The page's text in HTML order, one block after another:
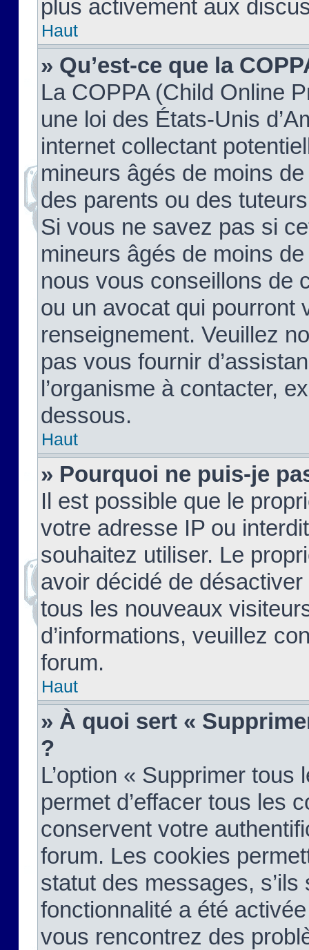
plus activement aux
Haut
» Qu’est-ce que la
La COPPA (Child Online
une loi des États-Unis
internet collectant
mineurs âgés de moins
des parents ou des
Si vous ne savez pas si
mineurs âgés de moins
nous vous conseillons de
ou un avocat qui pourront
renseignement. Veuillez
pas vous fournir
l’organisme à contacter,
dessous.
Haut
» Pourquoi ne puis-je
Il est possible que le
votre adresse IP ou
souhaitez utiliser. Le
avoir décidé de
tous les nouveaux
d’informations, veuillez
forum.
Haut
» À quoi sert «
?
L’option « Supprimer
permet d’effacer tous les
conservent votre
forum. Les cookies
statut des messages,
fonctionnalité a été
vous rencontrez des